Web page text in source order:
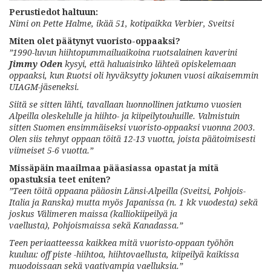
Perustiedot haltuun:
Nimi on Pette Halme, ikää 51, kotipaikka Verbier, Sveitsi
Miten olet päätynyt vuoristo-oppaaksi?
”1990-luvun hiihtopummailuaikoina ruotsalainen kaverini
Jimmy Oden kysyi, että haluaisinko lähteä opiskelemaan
oppaaksi, kun Ruotsi oli hyväksytty jokunen vuosi aikaisemmin
UIAGM-jäseneksi.
Siitä se sitten lähti, tavallaan luonnollinen jatkumo vuosien
Alpeilla oleskelulle ja hiihto- ja kiipeilytouhuille. Valmistuin
sitten Suomen ensimmäiseksi vuoristo-oppaaksi vuonna 2003.
Olen siis tehnyt oppaan töitä 12-13 vuotta, joista päätoimisesti
viimeiset 5-6 vuotta.”
Missäpäin maailmaa pääasiassa opastat ja mitä
opastuksia teet eniten?
”Teen töitä oppaana pääosin Länsi-Alpeilla (Sveitsi, Pohjois-
Italia ja Ranska) mutta myös Japanissa (n. 1 kk vuodesta) sekä
joskus Välimeren maissa (kalliokiipeilyä ja
vaellusta), Pohjoismaissa sekä Kanadassa.”
Teen periaatteessa kaikkea mitä vuoristo-oppaan työhön
kuuluu: off piste -hiihtoa, hiihtovaellusta, kiipeilyä kaikissa
muodoissaan sekä vaativampia vaelluksia.”